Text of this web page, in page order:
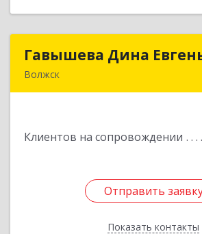
Гавышева Дина
Волжск
Клиентов на сопровождении
Отправить
Показать контакты
Гавышева Дина
Отправить
Назад